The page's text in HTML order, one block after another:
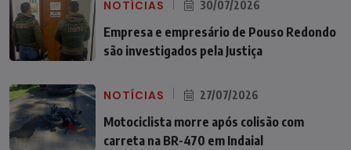
NOTÍCIAS 30/07/2026
Empresa e empresário de Pouso Redondo
são investigados pela Justiça
NOTÍCIAS 27/07/2026
Motociclista morre após colisão com
carreta na BR-470 em Indaial